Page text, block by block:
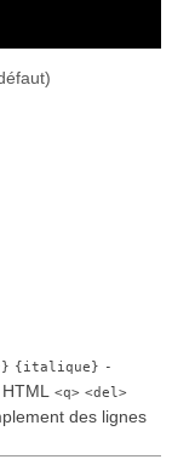
{italique} -
<q> <del>
des lignes